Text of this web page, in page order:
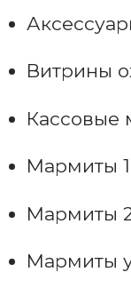
Витрины
Кассовые
Мармиты
Мармиты
Мармиты